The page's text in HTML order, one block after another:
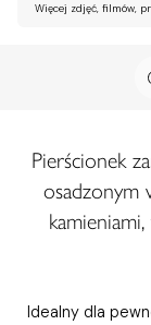
Więcej zdjęć, filmów,
Pierścionek
osadzonym
Idealny dla